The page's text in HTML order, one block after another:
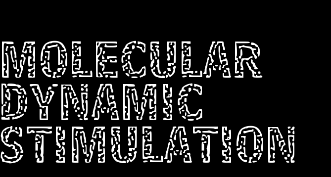
MOLECULAR
DYNAMIC
STIMULATION